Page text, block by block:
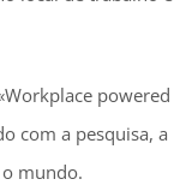
powered
com a pesquisa, a
mundo.